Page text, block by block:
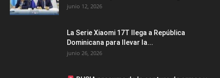
junio 12, 2026
La Serie Xiaomi 17T llega a República
Dominicana para llevar la...
junio 26, 2026